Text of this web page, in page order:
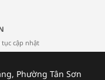
cập nhật
Phường Tân Sơn